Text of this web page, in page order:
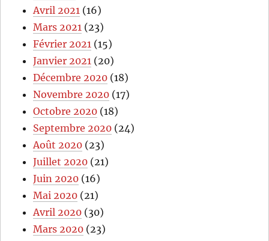
Avril 2021 (16)
Mars 2021 (23)
Février 2021 (15)
Janvier 2021 (20)
Décembre 2020 (18)
Novembre 2020 (17)
Octobre 2020 (18)
Septembre 2020 (24)
Août 2020 (23)
Juillet 2020 (21)
Juin 2020 (16)
Mai 2020 (21)
Avril 2020 (30)
Mars 2020 (23)